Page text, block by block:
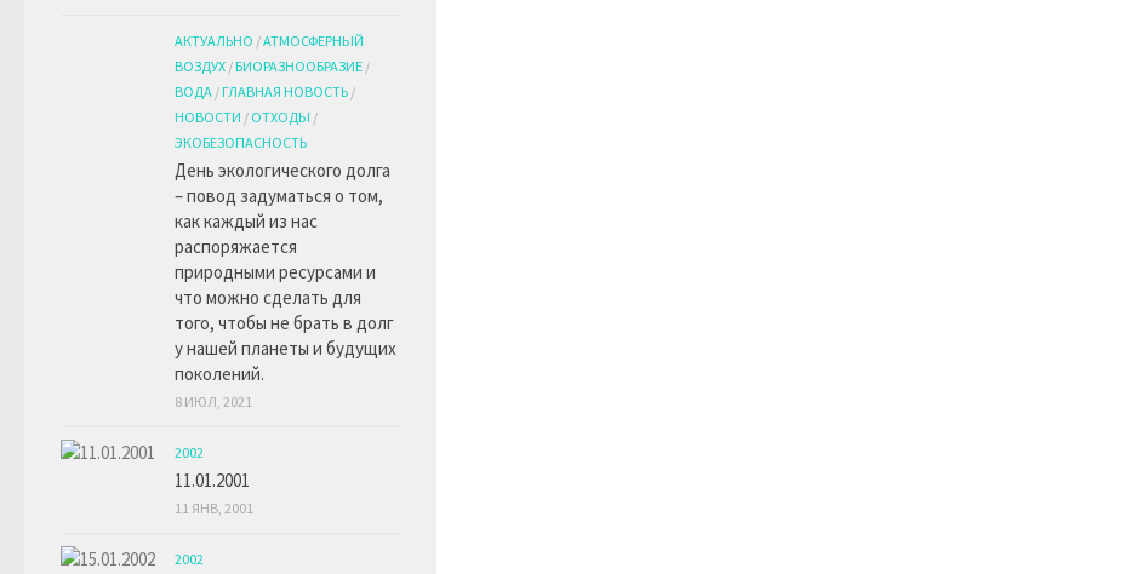
АКТУАЛЬНО /АТМОСФЕРНЫЙ
ВОЗДУХ /БИОРАЗНООБРАЗИЕ /
ВОДА /ГЛАВНАЯ НОВОСТЬ /
НОВОСТИ / ОТХОДЫ /
ЭКОБЕЗОПАСНОСТЬ
День экологического долга
– повод задуматься о том,
как каждый из нас
распоряжается
природными ресурсами и
что можно сделать для
того, чтобы не брать в долг
у нашей планеты и будущих
поколений.
8 ИЮЛ, 2021
2002
11.01.2001
11 ЯНВ, 2001
2002